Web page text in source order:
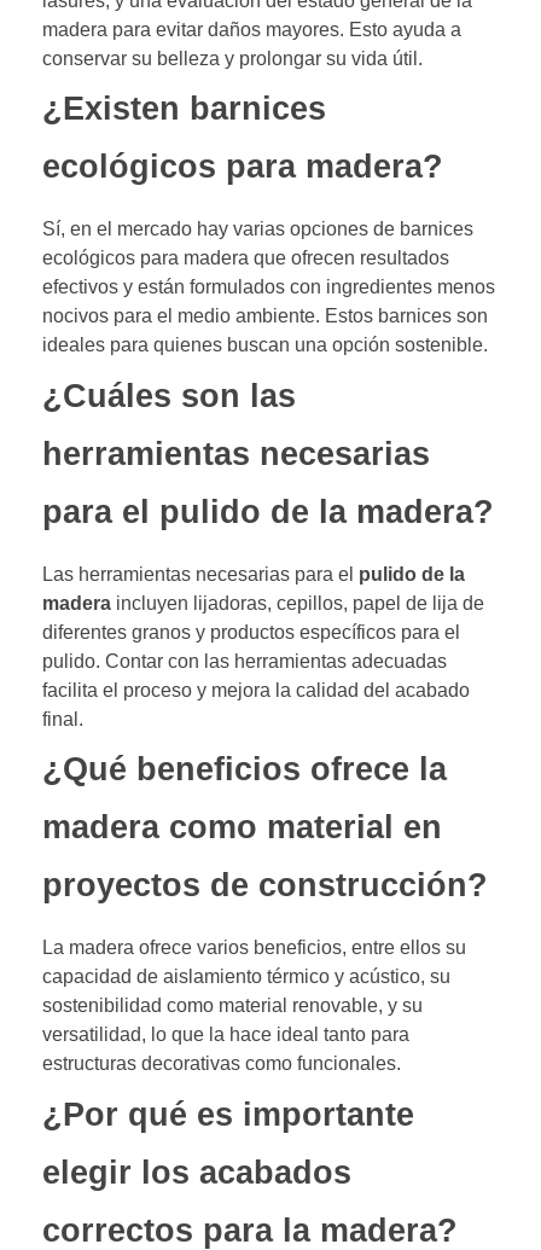
madera para evitar daños mayores. Esto ayuda a
conservar su belleza y prolongar su vida útil.
¿Existen barnices
ecológicos para madera?
Sí, en el mercado hay varias opciones de barnices
ecológicos para madera que ofrecen resultados
efectivos y están formulados con ingredientes menos
nocivos para el medio ambiente. Estos barnices son
ideales para quienes buscan una opción sostenible.
¿Cuáles son las
herramientas necesarias
para el pulido de la madera?
Las herramientas necesarias para el pulido de la
madera incluyen lijadoras, cepillos, papel de lija de
diferentes granos y productos específicos para el
pulido. Contar con las herramientas adecuadas
facilita el proceso y mejora la calidad del acabado
final.
¿Qué beneficios ofrece la
madera como material en
proyectos de construcción?
La madera ofrece varios beneficios, entre ellos su
capacidad de aislamiento térmico y acústico, su
sostenibilidad como material renovable, y su
versatilidad, lo que la hace ideal tanto para
estructuras decorativas como funcionales.
¿Por qué es importante
elegir los acabados
correctos para la madera?